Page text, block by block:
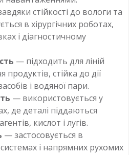
стійкості до вологи та
в хірургічних роботах,
і діагностичному
— підходить для ліній
стійка до дії
і водяної пари.
— використовується у
де деталі піддаються
кислот і лугів.
— застосовується в
і напрямних рухомих